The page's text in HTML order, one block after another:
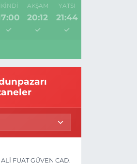
İKINDI AKŞAM
20:12
YATSI
21:44
FUAT GÜVEN CAD.